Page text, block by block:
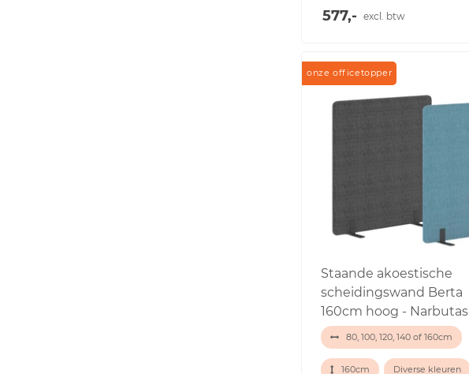
577,- excl. btw
onze officetopper
Staande akoestische
scheidingswand Berta
160cm hoog - Narbutas
80, 100, 120, 140 of 160cm
160cm Diverse kleuren